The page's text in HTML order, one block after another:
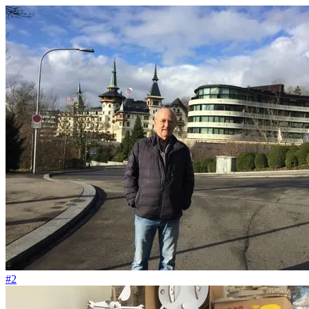
#132
So lösen wir das Problem der knappen Standplätze für Boote
#2